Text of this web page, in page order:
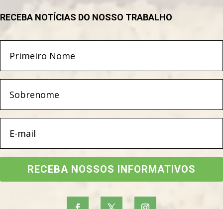
RECEBA NOTÍCIAS DO NOSSO TRABALHO
RECEBA NOSSOS INFORMATIVOS